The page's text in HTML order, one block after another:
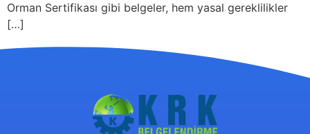
Orman Sertifikası gibi belgeler, hem yasal gereklilikler
[…]